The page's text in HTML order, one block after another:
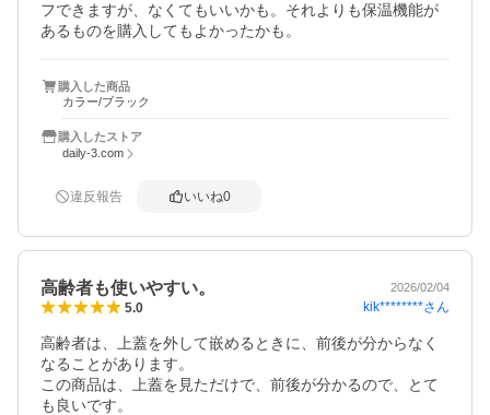
フできますが、なくてもいいかも。それよりも保温機能が
あるものを購入してもよかったかも。
購入した商品
カラー/ブラック
購入したストア
daily-3.com
違反報告 いいね0
高齢者も使いやすい。 2026/02/04
5.0 kik********さん
高齢者は、上蓋を外して嵌めるときに、前後が分からなく
なることがあります。
この商品は、上蓋を見ただけで、前後が分かるので、とて
も良いです。